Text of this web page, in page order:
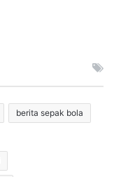
berita sepak bola